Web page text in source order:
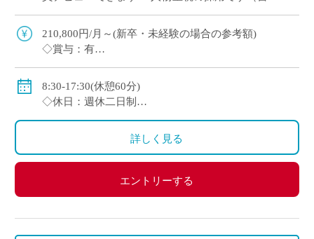
曜日＋日曜、祝日休み） ・2～3年後を […]
210,800円/月～(新卒・未経験の場合の参考額)
◇賞与：有
◇保険：私学共済、雇用保険、労災保険
8:30-17:30(休憩60分)
◇休日：週休二日制
日曜日、祝日、その他学校スケジュールによる
詳しく見る
エントリーする